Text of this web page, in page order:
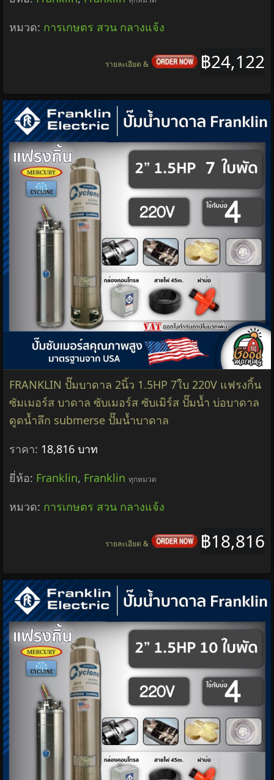
หมวด: การเกษตร สวน กลางแจ้ง
฿24,122
รายละเอียด &
FRANKLIN ปั๊มบาดาล 2นิ้ว 1.5HP 7ใบ 220V แฟรงกิ้น
ซัมเมอร์ส บาดาล ซับเมอร์ส ซับเมิร์ส ปั๊มน้ำ บ่อบาดาล
ดูดน้ำลึก submerse ปั๊มน้ำบาดาล
ราคา: 18,816 บาท
ยี่ห้อ: Franklin, Franklin ทุกหมวด
หมวด: การเกษตร สวน กลางแจ้ง
฿18,816
รายละเอียด &